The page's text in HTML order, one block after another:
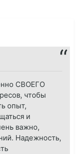
СВОЕГО
чтобы
опыт,
и
важно,
Надежность,